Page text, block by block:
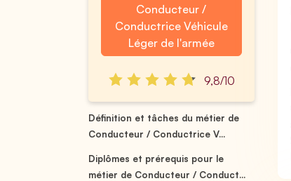
Conducteur /
Conductrice Véhicule
Léger de l'armée
9,8/10
Définition et tâches du métier de
Conducteur / Conductrice V...
Diplômes et prérequis pour le
métier de Conducteur / Conduct...